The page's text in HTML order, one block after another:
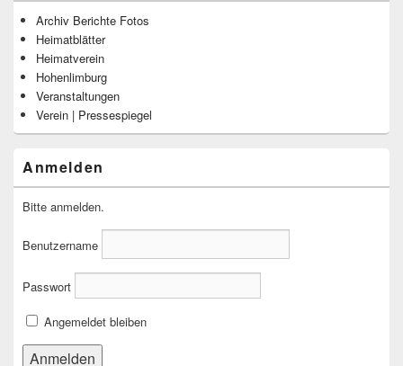
Archiv Berichte Fotos
Heimatblätter
Heimatverein
Hohenlimburg
Veranstaltungen
Verein | Pressespiegel
Anmelden
Bitte anmelden.
Benutzername
Passwort
Angemeldet bleiben